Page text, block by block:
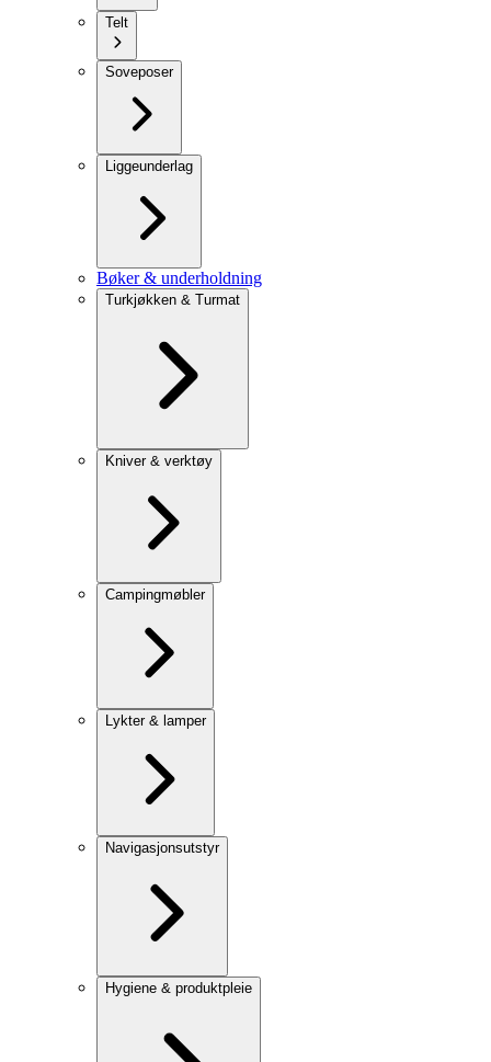
Telt
Soveposer
Liggeunderlag
Bøker & underholdning
Turkjøkken & Turmat
Kniver & verktøy
Campingmøbler
Lykter & lamper
Navigasjonsutstyr
Hygiene & produktpleie